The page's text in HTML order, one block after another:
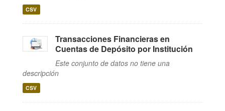
CSV
Transacciones Financieras en
Cuentas de Depósito por Institución
Este conjunto de datos no tiene una
descripción
CSV